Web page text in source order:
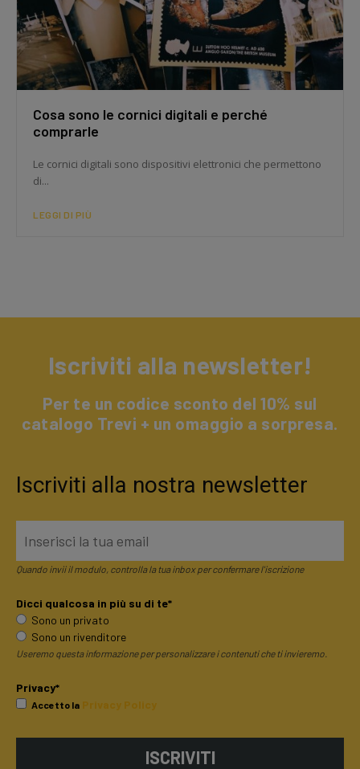
Cosa sono le cornici digitali e perché
comprarle
Le cornici digitali sono dispositivi elettronici che permettono
di...
LEGGI DI PIÙ
Iscriviti alla newsletter!
Per te un codice sconto del 10% sul
catalogo Trevi + un omaggio a sorpresa.
Iscriviti alla nostra newsletter
Quando invii il modulo, controlla la tua inbox per confermare l'iscrizione
Dicci qualcosa in più su di te*
Sono un privato
Sono un rivenditore
Useremo questa informazione per personalizzare i contenuti che ti invieremo.
Privacy*
Accetto la Privacy Policy
ISCRIVITI